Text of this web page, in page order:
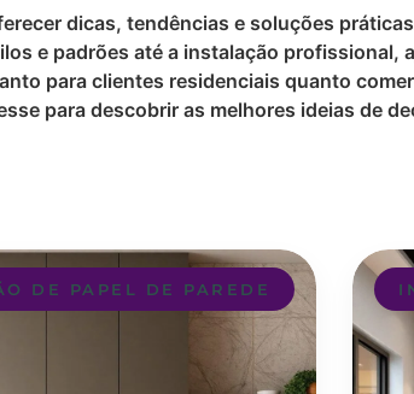
e padrões até a instalação
para clientes residenciais quanto
para descobrir as melhores ideias de
DE PAPEL DE PAREDE